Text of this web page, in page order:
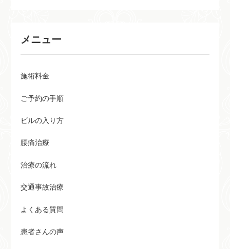
メニュー
施術料金
ご予約の手順
ビルの入り方
腰痛治療
治療の流れ
交通事故治療
よくある質問
患者さんの声